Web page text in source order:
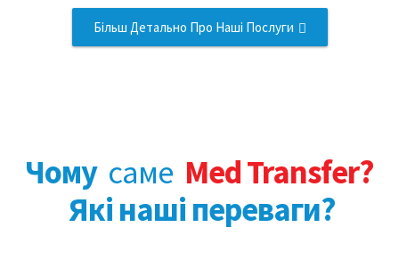
Більш Детально Про Наші Послуги
Чому саме Med Transfer?
Які наші переваги?